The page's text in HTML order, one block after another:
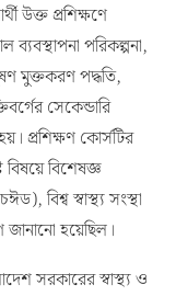
উক্ত প্রশিক্ষণে
পরিকল্পনা,
মুক্তকরণ পদ্ধতি,
সেকেন্ডারি
প্রশিক্ষণ কোর্সটির
বিশেষজ্ঞ
বিশ্ব স্বাস্থ্য সংস্থা
হয়েছিল।
সরকারের স্বাস্থ্য ও